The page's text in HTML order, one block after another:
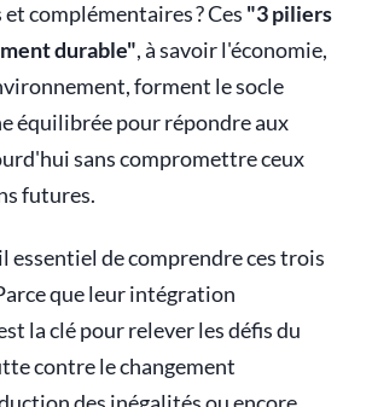
complémentaires ? Ces "3 piliers
durable", à savoir l'économie,
forment le socle
équilibrée pour répondre aux
sans compromettre ceux
futures.
essentiel de comprendre ces trois
que leur intégration
la clé pour relever les défis du
contre le changement